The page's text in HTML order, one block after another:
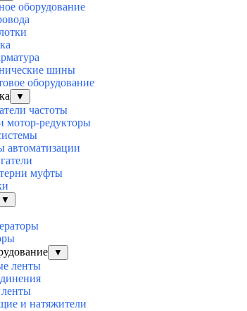
оборудование
шины
оборудование
▼
частоты
мотор-редукторы
автоматизации
муфты
▼
▼
ленты
и натяжители